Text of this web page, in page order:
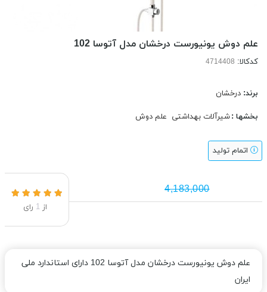
علم دوش یونیورست درخشان مدل آتوسا 102
کدکالا:
برند: درخشان
بخشها :شیرآلات بهداشتی علم دوش
اتمام تولید
4,183,000
از 1 رای
علم دوش یونیورست درخشان مدل آتوسا 102 دارای استاندارد ملی
ایران